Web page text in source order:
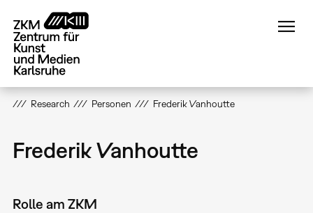
zum
Inhalt
Research Personen Frederik Vanhoutte
Frederik Vanhoutte
Rolle am ZKM